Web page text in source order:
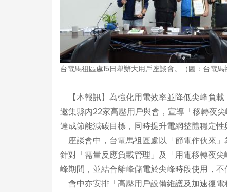
台電馬祖區處15日舉辦大用戶座談會。（圖：台電馬
【本報訊】為強化用電效率並降低尖峰負載
邀集縣內22家高壓用戶與會，宣導「移轉夜
達成節能減碳目標，同時提升電網整體穩定性
座談會中，台電馬祖區處以「節電作伙來」
針對「需量反應負載管理」及「用電移轉夜
峰期間，並結合離峰儲電於尖峰時段使用，
會中亦安排「高壓用戶設備維護及加速復